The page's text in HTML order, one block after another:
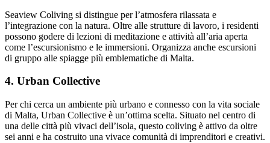
Seaview Coliving si distingue per l’atmosfera rilassata e
l’integrazione con la natura. Oltre alle strutture di lavoro, i residenti
possono godere di lezioni di meditazione e attività all’aria aperta
come l’escursionismo e le immersioni. Organizza anche escursioni
di gruppo alle spiagge più emblematiche di Malta.
4. Urban Collective
Per chi cerca un ambiente più urbano e connesso con la vita sociale
di Malta, Urban Collective è un’ottima scelta. Situato nel centro di
una delle città più vivaci dell’isola, questo coliving è attivo da oltre
sei anni e ha costruito una vivace comunità di imprenditori e creativi.